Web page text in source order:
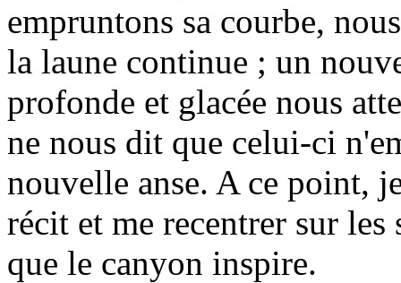
empruntons sa courbe,
la laune continue ; un
profonde et glacée nous
ne nous dit que celui-ci
nouvelle anse. A ce point,
récit et me recentrer sur les
que le canyon inspire.